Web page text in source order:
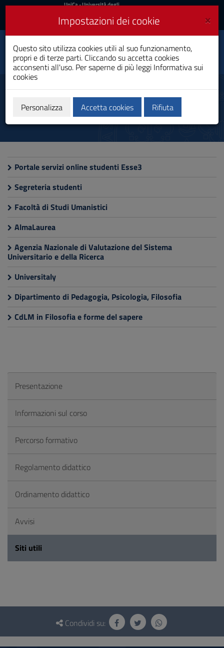
Vai
al
navigazione
sito
al
Footer
UniCa
Accedi
UniCa- Università degli
Accedi UniCA News
Toggle
navigation
Filosofia
Laurea
Siti utili
Portale servizi online studenti Esse3
Segreteria studenti
Facoltà di Studi Umanistici
AlmaLaurea
Agenzia Nazionale di Valutazione del Sistema
Universitario e della Ricerca
Universitaly
Dipartimento di Pedagogia, Psicologia, Filosofia
CdLM in Filosofia e forme del sapere
Presentazione
Informazioni sul corso
Percorso formativo
Regolamento didattico
Ordinamento didattico
Avvisi
Siti utili
Questionario
social
Condividi su:
×
Impostazioni dei cookie
Questo sito utilizza cookies utili al suo funzionamento,
propri e di terze parti. Cliccando su accetta cookies
acconsenti all'uso. Per saperne di più leggi Informativa sui
cookies
Personalizza Accetta cookies Rifiuta